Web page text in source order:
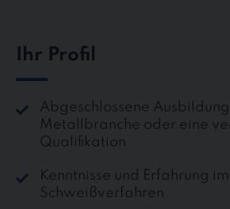
Ihr Profil
Abgeschlossene
Metallbranche oder eine
Qualifikation
Kenntnisse und Erfahrung
Schweißverfahren